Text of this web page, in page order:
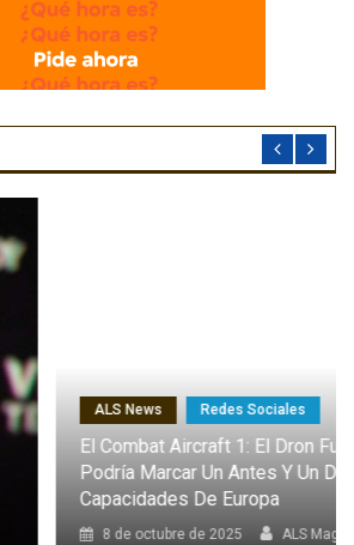
Sociales
1: El Dron Furtivo Con IA Que
Antes Y Un Después En Las
ALS Magazine